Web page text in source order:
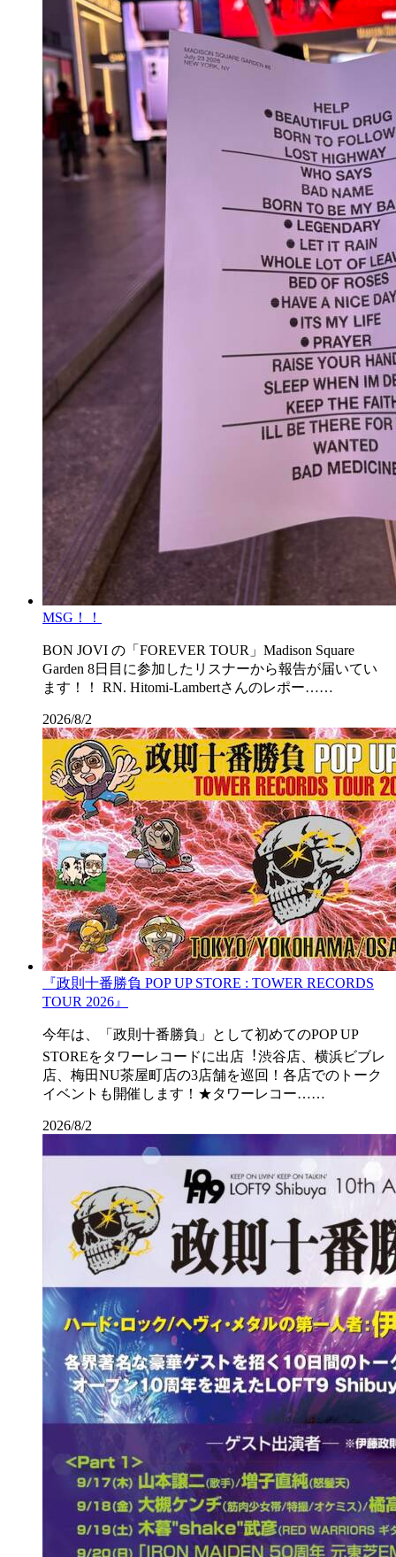
MSG！！
BON JOVI の「FOREVER TOUR」Madison Square
Garden 8日目に参加したリスナーから報告が届いてい
ます！！ RN. Hitomi-Lambertさんのレポー……
2026/8/2
『政則⼗番勝負 POP UP STORE : TOWER RECORDS
TOUR 2026』
今年は、「政則⼗番勝負」として初めてのPOP UP
STOREをタワーレコードに出店︕渋⾕店、横浜ビブレ
店、梅⽥NU茶屋町店の3店舗を巡回！各店でのトーク
イベントも開催します！★タワーレコー……
2026/8/2